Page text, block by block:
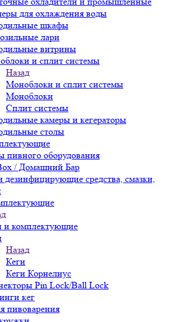
для охлаждения воды
шкафы
лари
витрины
и сплит системы
Назад
Моноблоки и сплит системы
Моноблоки
Сплит системы
камеры и кегераторы
столы
пивного оборудования
/ Домашний Бар
средства, смазки,
и комплектующие
Назад
Кеги
Кеги Корнелиус
Pin Lock/Ball Lock
кег
пивоварения